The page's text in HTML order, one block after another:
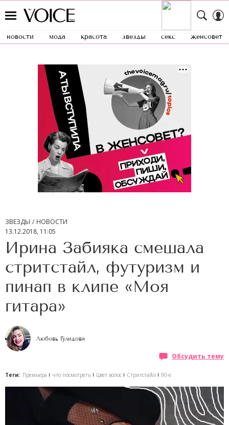
новости мода красота звезды секс женсовет
ЗВЕЗДЫ
НОВОСТИ
13.12.2018, 11:05
Ирина Забияка смешала
стритстайл, футуризм и
пинап в клипе «Моя
гитара»
Любовь Гулидова
Обсудить тему
Теги: Премьера что посмотреть Цвет волос Стритстайл 90-е